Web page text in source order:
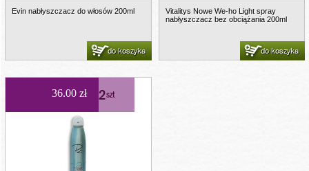
Evin nabłyszczacz do włosów 200ml
do koszyka
Vitalitys Nowe We-ho Light spray
nabłyszczacz bez obciążania 200ml
do koszyka
36.00 zł 2szt